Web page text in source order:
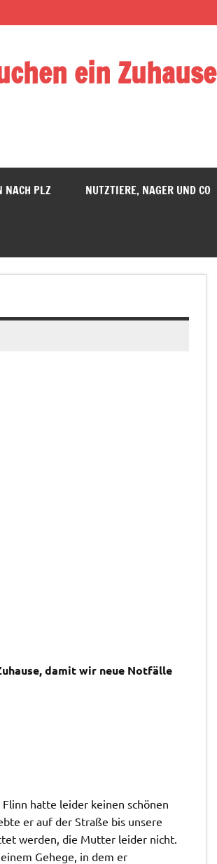
ein Zuhause
NACH PLZ NUTZTIERE, NAGER UND CO
damit wir neue Notfälle
hatte leider keinen schönen
er auf der Straße bis unsere
werden, die Mutter leider nicht.
Gehege, in dem er